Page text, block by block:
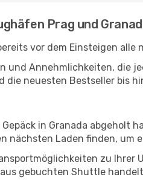
Prag und
vor dem Einsteigen
und Annehmlichkeiten, die
die neuesten Bestseller bis
in Granada
nächsten Laden finden,
zu
gebuchten Shuttle